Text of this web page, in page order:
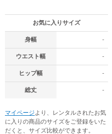
お気に入りサイズ
身幅 -
ウエスト幅 -
ヒップ幅 -
総丈 -
マイページ より、レンタルされたお気
に入りの商品のサイズをご登録をいた
だくと、サイズ比較ができます。